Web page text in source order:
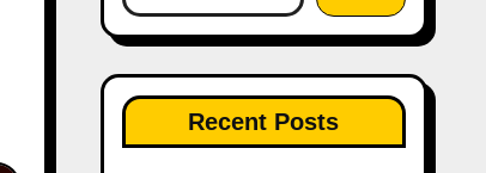
Recent Posts